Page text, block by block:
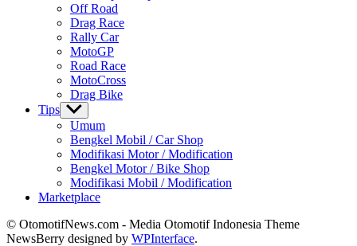
Off Road
Drag Race
Rally Car
MotoGP
Road Race
MotoCross
Drag Bike
Tips Show
sub
menu
Umum
Bengkel Mobil / Car Shop
Modifikasi Motor / Modification
Bengkel Motor / Bike Shop
Modifikasi Mobil / Modification
Marketplace
© OtomotifNews.com - Media Otomotif Indonesia Theme
NewsBerry designed by WPInterface.